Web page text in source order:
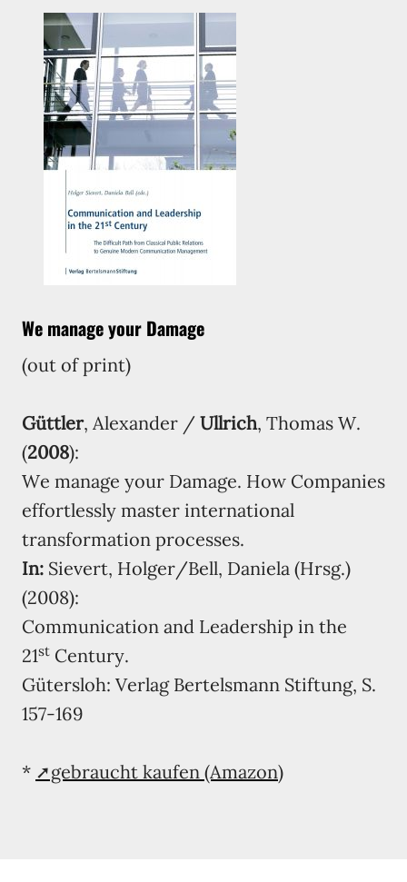
We manage your Damage
(out of print)
Güttler, Alexander / Ullrich, Thomas W.
(2008):
We manage your Damage. How Companies
effortlessly master international
transformation processes.
In: Sievert, Holger/Bell, Daniela (Hrsg.)
(2008):
Communication and Leadership in the
21st Century.
Gütersloh: Verlag Bertelsmann Stiftung, S.
157-169
* ➚gebraucht kaufen (Amazon)